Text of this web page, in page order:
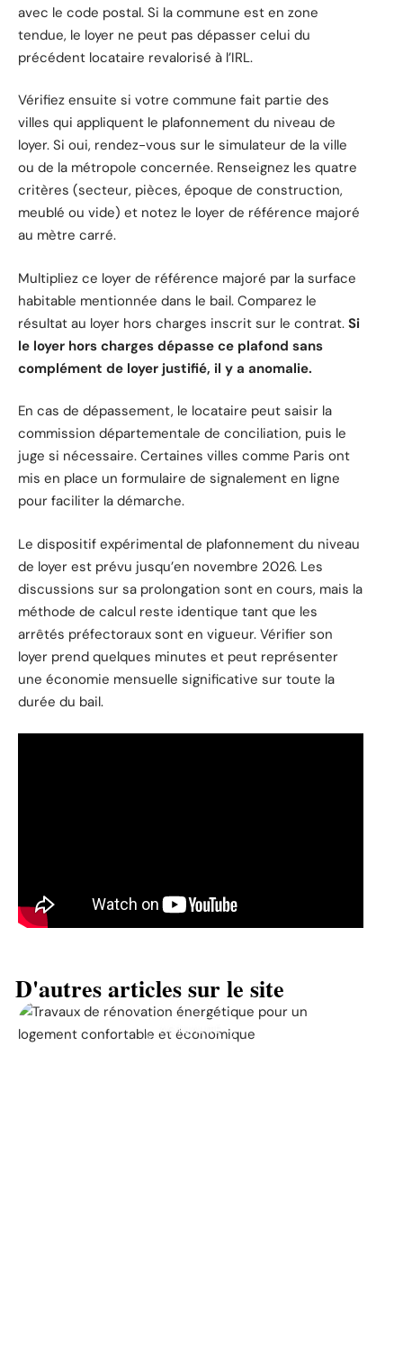
avec le code postal. Si la commune est en zone
tendue, le loyer ne peut pas dépasser celui du
précédent locataire revalorisé à l’IRL.
Vérifiez ensuite si votre commune fait partie des
villes qui appliquent le plafonnement du niveau de
loyer. Si oui, rendez-vous sur le simulateur de la ville
ou de la métropole concernée. Renseignez les quatre
critères (secteur, pièces, époque de construction,
meublé ou vide) et notez le loyer de référence majoré
au mètre carré.
Multipliez ce loyer de référence majoré par la surface
habitable mentionnée dans le bail. Comparez le
résultat au loyer hors charges inscrit sur le contrat. Si
le loyer hors charges dépasse ce plafond sans
complément de loyer justifié, il y a anomalie.
En cas de dépassement, le locataire peut saisir la
commission départementale de conciliation, puis le
juge si nécessaire. Certaines villes comme Paris ont
mis en place un formulaire de signalement en ligne
pour faciliter la démarche.
Le dispositif expérimental de plafonnement du niveau
de loyer est prévu jusqu’en novembre 2026. Les
discussions sur sa prolongation sont en cours, mais la
méthode de calcul reste identique tant que les
arrêtés préfectoraux sont en vigueur. Vérifier son
loyer prend quelques minutes et peut représenter
une économie mensuelle significative sur toute la
durée du bail.
D'autres articles sur le site
ACTUALITÉ